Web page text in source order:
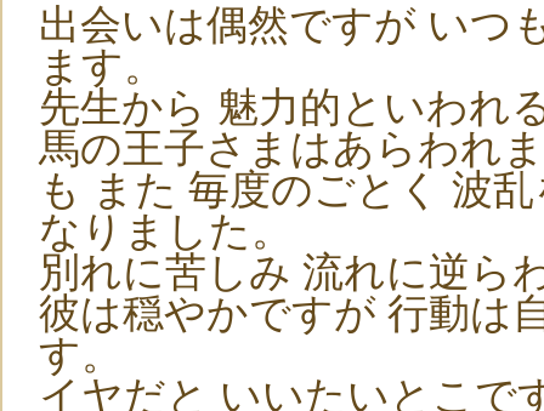
出会いは偶然ですが いつ
ます。
先生から 魅力的といわれ
馬の王子さまはあらわれ
も また 毎度のごとく 波
なりました。
別れに苦しみ 流れに逆ら
彼は穏やかですが 行動は
す。
イヤだと いいたいとこで